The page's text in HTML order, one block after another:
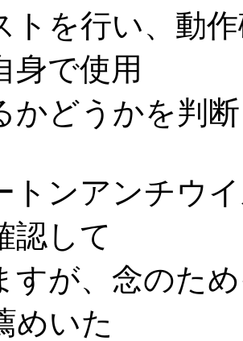
行い、動作
身で使用
どうかを判断
アンチウイ
認して
、念のため
めいた